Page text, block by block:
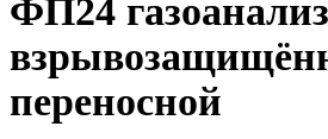
ФП24
переносной